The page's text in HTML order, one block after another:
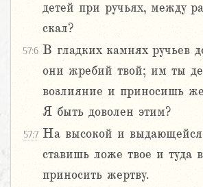
детей при ручьях, между
скал?
57:6 В гладких камнях ручьев
они жребий твой; им ты
возлияние и приносишь
Я быть доволен этим?
57:7 На высокой и выдающейся
ставишь ложе твое и туда
приносить жертву.